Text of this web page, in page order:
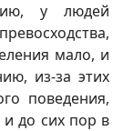
у людей
мало, и
из-за этих
поведения,
до сих пор в